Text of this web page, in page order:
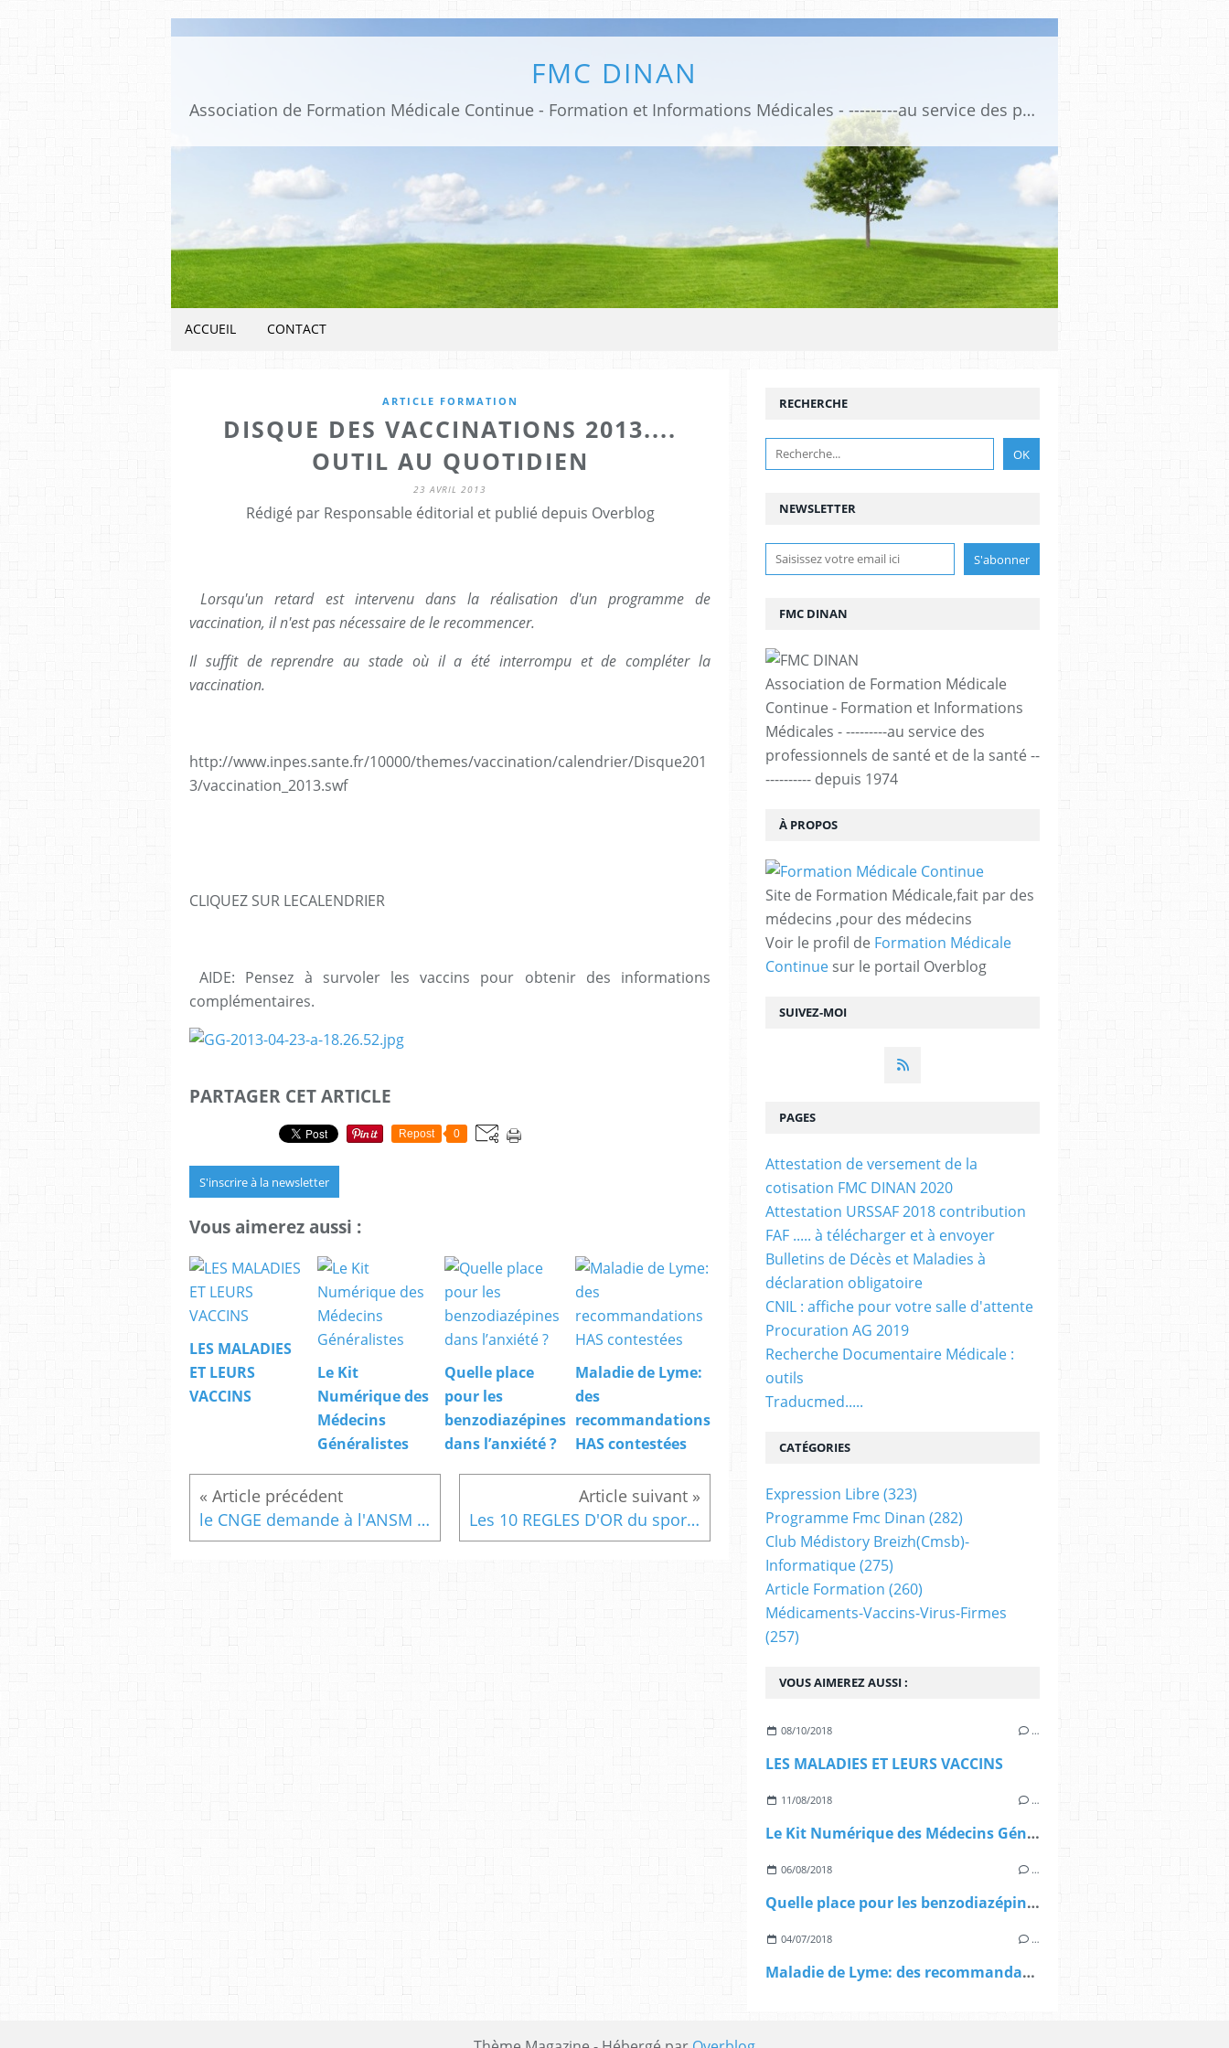
FMC DINAN
Association de Formation Médicale Continue - Formation et Informations Médicales - ---------au service des professionnels de santé et de la santé ------------ depuis 1974
ACCUEIL CONTACT
ARTICLE FORMATION
DISQUE DES VACCINATIONS 2013....
OUTIL AU QUOTIDIEN
23 AVRIL 2013
Rédigé par Responsable éditorial et publié depuis Overblog
Lorsqu'un retard est intervenu dans la réalisation d'un programme de
vaccination, il n'est pas nécessaire de le recommencer.
Il suffit de reprendre au stade où il a été interrompu et de compléter la
vaccination.
http://www.inpes.sante.fr/10000/themes/vaccination/calendrier/Disque201
3/vaccination_2013.swf
CLIQUEZ SUR LECALENDRIER
AIDE: Pensez à survoler les vaccins pour obtenir des informations
complémentaires.
PARTAGER CET ARTICLE
Repost 0
S'inscrire à la newsletter
Vous aimerez aussi :
LES MALADIES
ET LEURS
VACCINS
Le Kit
Numérique des
Médecins
Généralistes
Quelle place
pour les
benzodiazépines
dans l’anxiété ?
Maladie de Lyme:
des
recommandations
HAS contestées
le CNGE demande à l'ANSM de revoir sa copie sur le Diabète Les 10 REGLES D'OR du sportif
NEWSLETTER
SUIVEZ-MOI
RECHERCHE
FMC DINAN
Association de Formation Médicale
Continue - Formation et Informations
Médicales - ---------au service des
professionnels de santé et de la santé --
---------- depuis 1974
À PROPOS
Site de Formation Médicale,fait par des
médecins ,pour des médecins
Voir le profil de Formation Médicale
Continue sur le portail Overblog
VOUS AIMEREZ AUSSI :
08/10/2018 …
LES MALADIES ET LEURS VACCINS
11/08/2018 …
Le Kit Numérique des Médecins Généralistes
06/08/2018 …
Quelle place pour les benzodiazépines dans l’anxiété ?
04/07/2018 …
Maladie de Lyme: des recommandations HAS contestées
PAGES
Attestation de versement de la
cotisation FMC DINAN 2020
Attestation URSSAF 2018 contribution
FAF ..... à télécharger et à envoyer
Bulletins de Décès et Maladies à
déclaration obligatoire
CNIL : affiche pour votre salle d'attente
Procuration AG 2019
Recherche Documentaire Médicale :
outils
Traducmed.....
CATÉGORIES
Expression Libre(323)
Programme Fmc Dinan (282)
Club Médistory Breizh(cmsb)-
Informatique(275)
Article Formation (260)
Médicaments-Vaccins-Virus-Firmes
(257)